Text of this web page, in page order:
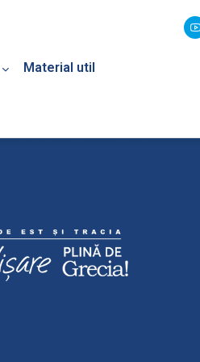
Material util